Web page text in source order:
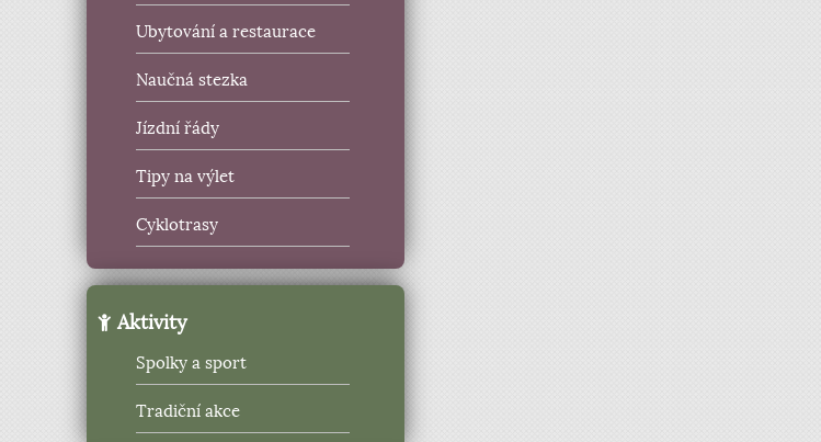
Ubytování a restaurace
Naučná stezka
Jízdní řády
Tipy na výlet
Cyklotrasy
Aktivity
Spolky a sport
Tradiční akce